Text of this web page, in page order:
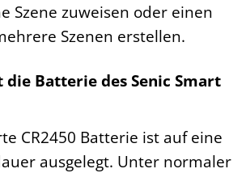
Szene zuweisen oder einen
Szenen erstellen.
die Batterie des Senic Smart
CR2450 Batterie ist auf eine
ausgelegt. Unter normaler